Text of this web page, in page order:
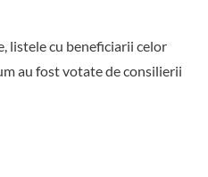
listele cu beneficiarii celor
au fost votate de consilierii